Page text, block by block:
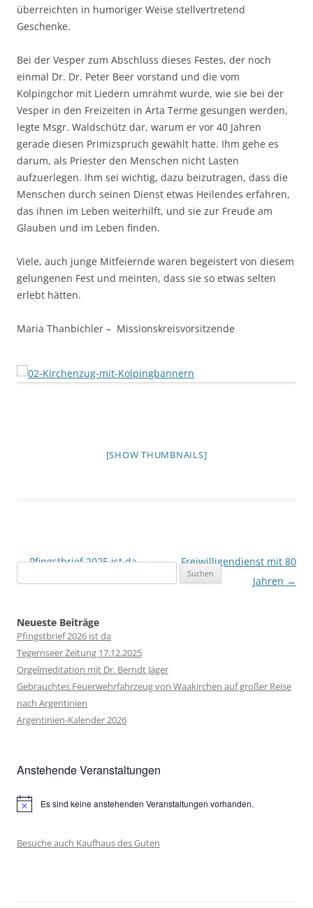
überreichten in humoriger Weise stellvertretend
Geschenke.
Bei der Vesper zum Abschluss dieses Festes, der noch
einmal Dr. Dr. Peter Beer vorstand und die vom
Kolpingchor mit Liedern umrahmt wurde, wie sie bei der
Vesper in den Freizeiten in Arta Terme gesungen werden,
legte Msgr. Waldschütz dar, warum er vor 40 Jahren
gerade diesen Primizspruch gewählt hatte. Ihm gehe es
darum, als Priester den Menschen nicht Lasten
aufzuerlegen. Ihm sei wichtig, dazu beizutragen, dass die
Menschen durch seinen Dienst etwas Heilendes erfahren,
das ihnen im Leben weiterhilft, und sie zur Freude am
Glauben und im Leben finden.
Viele, auch junge Mitfeiernde waren begeistert von diesem
gelungenen Fest und meinten, dass sie so etwas selten
erlebt hätten.
Maria Thanbichler – Missionskreisvorsitzende
[SHOW THUMBNAILS]
Beitragsnavigation
←Pfingstbrief 2025 ist da
Freiwilligendienst mit 80
Jahren →
nach:
Neueste Beiträge
Pfingstbrief 2026 ist da
Tegernseer Zeitung 17.12.2025
Orgelmeditation mit Dr. Berndt Jäger
Gebrauchtes Feuerwehrfahrzeug von Waakirchen auf großer Reise
nach Argentinien
Argentinien-Kalender 2026
Anstehende Veranstaltungen
HinweisEs sind keine anstehenden Veranstaltungen vorhanden.
Besuche auch Kaufhaus des Guten